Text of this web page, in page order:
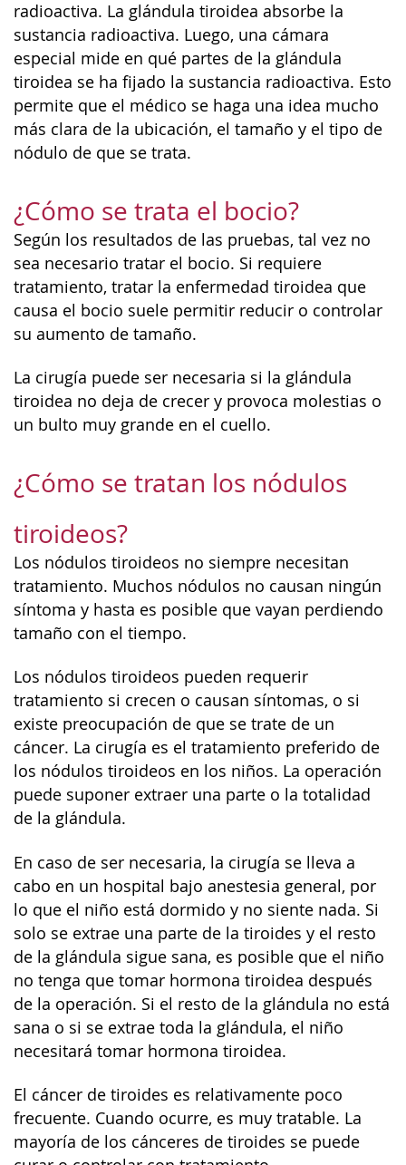
radioactiva. La glándula tiroidea absorbe la
sustancia radioactiva. Luego, una cámara
especial mide en qué partes de la glándula
tiroidea se ha fijado la sustancia radioactiva. Esto
permite que el médico se haga una idea mucho
más clara de la ubicación, el tamaño y el tipo de
nódulo de que se trata.
¿Cómo se trata el bocio?
Según los resultados de las pruebas, tal vez no
sea necesario tratar el bocio. Si requiere
tratamiento, tratar la enfermedad tiroidea que
causa el bocio suele permitir reducir o controlar
su aumento de tamaño.
La cirugía puede ser necesaria si la glándula
tiroidea no deja de crecer y provoca molestias o
un bulto muy grande en el cuello.
¿Cómo se tratan los nódulos
tiroideos?
Los nódulos tiroideos no siempre necesitan
tratamiento. Muchos nódulos no causan ningún
síntoma y hasta es posible que vayan perdiendo
tamaño con el tiempo.
Los nódulos tiroideos pueden requerir
tratamiento si crecen o causan síntomas, o si
existe preocupación de que se trate de un
cáncer. La cirugía es el tratamiento preferido de
los nódulos tiroideos en los niños. La operación
puede suponer extraer una parte o la totalidad
de la glándula.
En caso de ser necesaria, la cirugía se lleva a
cabo en un hospital bajo anestesia general, por
lo que el niño está dormido y no siente nada. Si
solo se extrae una parte de la tiroides y el resto
de la glándula sigue sana, es posible que el niño
no tenga que tomar hormona tiroidea después
de la operación. Si el resto de la glándula no está
sana o si se extrae toda la glándula, el niño
necesitará tomar hormona tiroidea.
El cáncer de tiroides es relativamente poco
frecuente. Cuando ocurre, es muy tratable. La
mayoría de los cánceres de tiroides se puede